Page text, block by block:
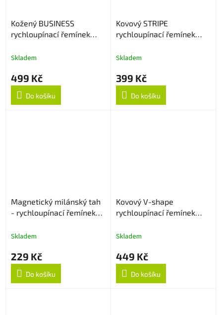
Kožený BUSINESS
rychloupínací řemínek
Skladem
499 Kč
Do košíku
Kovový STRIPE
rychloupínací řemínek
Skladem
399 Kč
Do košíku
Magnetický milánský tah
- rychloupínací řemínek
Skladem
229 Kč
Do košíku
Kovový V-shape
rychloupínací řemínek
Skladem
449 Kč
Do košíku